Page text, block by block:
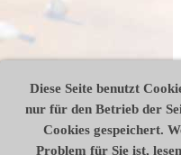
Diese Seite benutzt
nur für den Betrieb der
Cookies gespeichert.
Problem für Sie ist,
Zurück zum Seiteninhalt